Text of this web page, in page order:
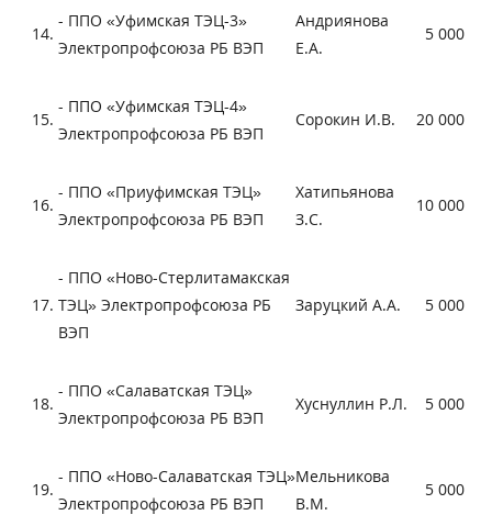
14.
- ППО «Уфимская ТЭЦ-3»
Электропрофсоюза РБ ВЭП
Андриянова
Е.А.
5 000
15.
- ППО «Уфимская ТЭЦ-4»
Электропрофсоюза РБ ВЭП
Сорокин И.В. 20 000
16.
- ППО «Приуфимская ТЭЦ»
Электропрофсоюза РБ ВЭП
Хатипьянова
З.С.
10 000
17.
- ППО «Ново-Стерлитамакская
ТЭЦ» Электропрофсоюза РБ
ВЭП
Заруцкий А.А. 5 000
18.
- ППО «Салаватская ТЭЦ»
Электропрофсоюза РБ ВЭП
Хуснуллин Р.Л. 5 000
19.
- ППО «Ново-Салаватская ТЭЦ»
Электропрофсоюза РБ ВЭП
Мельникова
В.М.
5 000